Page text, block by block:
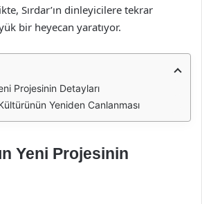
Sırdar’ın dinleyicilere tekrar
bir heyecan yaratıyor.
Projesinin Detayları
Yeniden Canlanması
Yeni Projesinin